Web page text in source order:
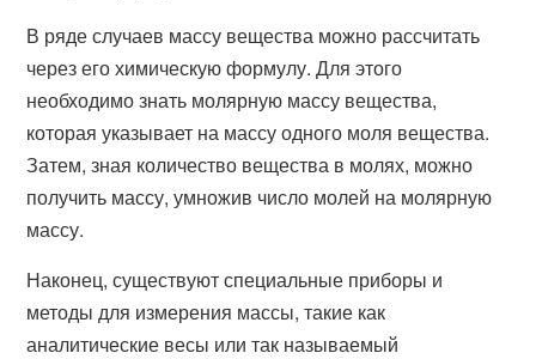
В ряде случаев массу вещества можно рассчитать
через его химическую формулу. Для этого
необходимо знать молярную массу вещества,
которая указывает на массу одного моля вещества.
Затем, зная количество вещества в молях, можно
получить массу, умножив число молей на молярную
массу.
Наконец, существуют специальные приборы и
методы для измерения массы, такие как
аналитические весы или так называемый